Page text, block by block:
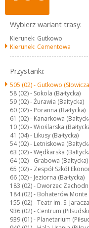
Wybierz wariant trasy:
Kierunek: Gutkowo
Kierunek: Cementowa
Przystanki:
505 (02) - Gutkowo
58 (02) - Sokola (Bałtycka)
59 (02) -Żurawia (Bałtycka)
60 (02) - Poranna (Bałtycka)
61 (02) - Kanarkowa
10 (02) -Wioślarska
41 (04) - Likusy (Bałtycka)
54 (02) - Letniskowa
63 (02) -Wędkarska
64 (02) - Grabowa (Bałtycka)
65 (02) - Zespół Szkół
66 (02) - Jeziorna (Bałtycka)
183 (02) - Dworzec
184 (02) - Bohaterów Monte
155 (02) -Teatr im. S.
936 (02) - Centrum
939 (01) - Planetarium